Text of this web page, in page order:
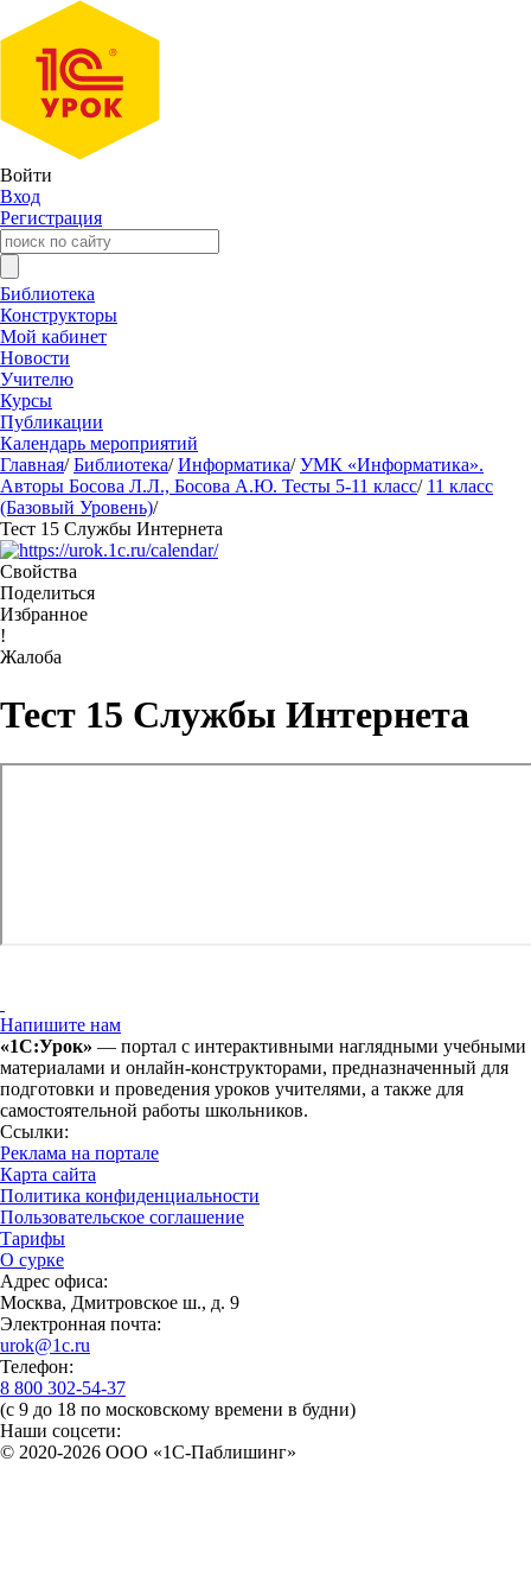
Войти
Вход
Регистрация
Библиотека
Конструкторы
Мой кабинет
Новости
Учителю
Курсы
Публикации
Календарь мероприятий
Главная/ Библиотека/ Информатика/ УМК «Информатика».
Авторы Босова Л.Л., Босова А.Ю. Тесты 5-11 класс/ 11 класс
(Базовый Уровень)/
Тест 15 Службы Интернета
Свойства
Поделиться
Избранное
!
Жалоба
Тест 15 Службы Интернета
Напишите нам
«1С:Урок» — портал с интерактивными наглядными учебными
материалами и онлайн-конструкторами, предназначенный для
подготовки и проведения уроков учителями, а также для
самостоятельной работы школьников.
Ссылки:
Реклама на портале
Карта сайта
Политика конфиденциальности
Пользовательское соглашение
Тарифы
О сурке
Адрес офиса:
Москва, Дмитровское ш., д. 9
Электронная почта:
urok@1c.ru
Телефон:
8 800 302-54-37
(с 9 до 18 по московскому времени в будни)
Наши соцсети:
© 2020-2026 OOO «1С-Паблишинг»